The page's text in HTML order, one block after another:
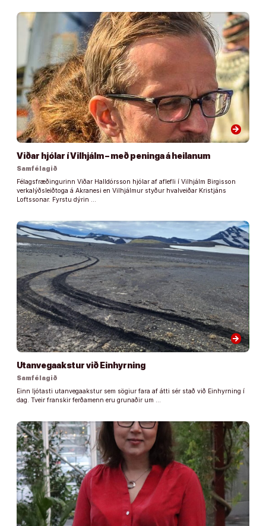
arrow_forward
Viðar hjólar í Vilhjálm – með peninga á heilanum
Samfélagið
Félagsfræðingurinn Viðar Halldórsson hjólar af aflefli í Vilhjálm Birgisson
verkalýðsleiðtoga á Akranesi en Vilhjálmur styður hvalveiðar Kristjáns
Loftssonar. Fyrstu dýrin …
arrow_forward
Utanvegaakstur við Einhyrning
Samfélagið
Einn ljótasti utanvegaakstur sem sögiur fara af átti sér stað við Einhyrning í
dag. Tveir franskir ferðamenn eru grunaðir um …